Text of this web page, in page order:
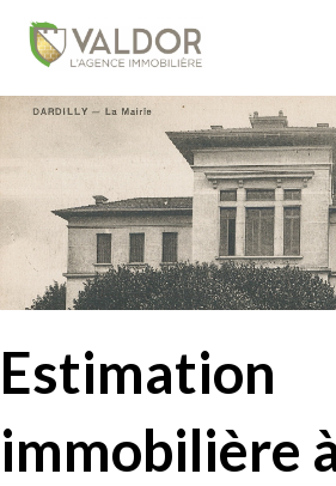
Estimation
immobilière